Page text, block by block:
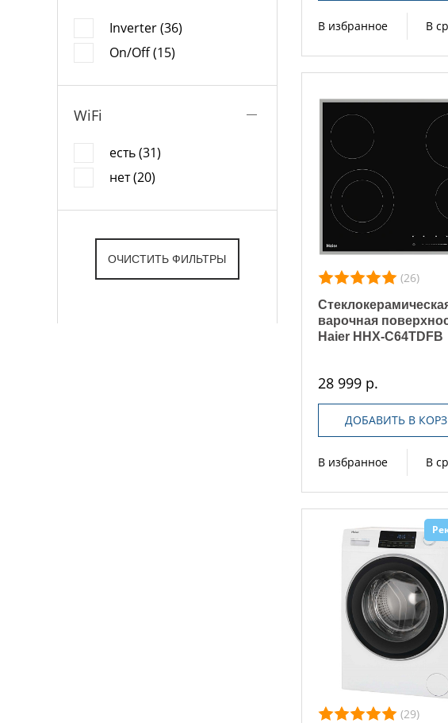
Inverter (36)
On/Off (15)
WiFi
есть (31)
нет (20)
В избранное В
(26)
варочная
Haier HHX-C64TDFB
28 999 р.
ДОБАВИТЬ В
В избранное В
(29)